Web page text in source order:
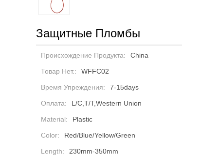
Защитные Пломбы
Происхождение Продукта: China
Товар Нет.: WFFC02
Время Упреждения: 7-15days
Оплата: L/C,T/T,Western Union
Material: Plastic
Color: Red/Blue/Yellow/Green
Length: 230mm-350mm